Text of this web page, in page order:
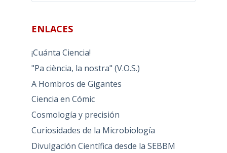
ENLACES
¡Cuánta Ciencia!
"Pa ciència, la nostra" (V.O.S.)
A Hombros de Gigantes
Ciencia en Cómic
Cosmología y precisión
Curiosidades de la Microbiología
Divulgación Científica desde la SEBBM